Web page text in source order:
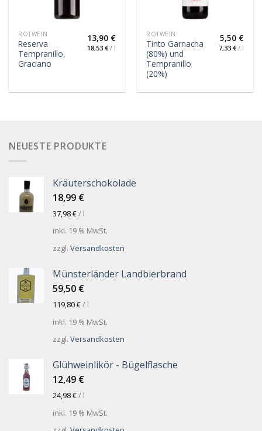
ROTWEIN
Reserva
Tempranillo,
Graciano
13,90 €
18,53 €/ l
ROTWEIN
Tinto Garnacha
(80%) und
Tempranillo
(20%)
5,50 €
7,33 €/ l
NEUESTE PRODUKTE
Kräuterschokolade
18,99 €
37,98€/ l
inkl. 19 % MwSt.
zzgl. Versandkosten
Münsterländer Landbierbrand
59,50 €
119,80€/ l
inkl. 19 % MwSt.
zzgl. Versandkosten
Glühweinlikör - Bügelflasche
12,49 €
24,98€/ l
inkl. 19 % MwSt.